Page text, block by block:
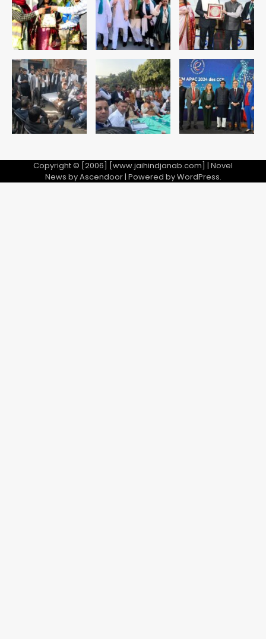
Copyright © [2006] [www.jaihindjanab.com] | Novel
News byAscendoor| Powered byWordPress.